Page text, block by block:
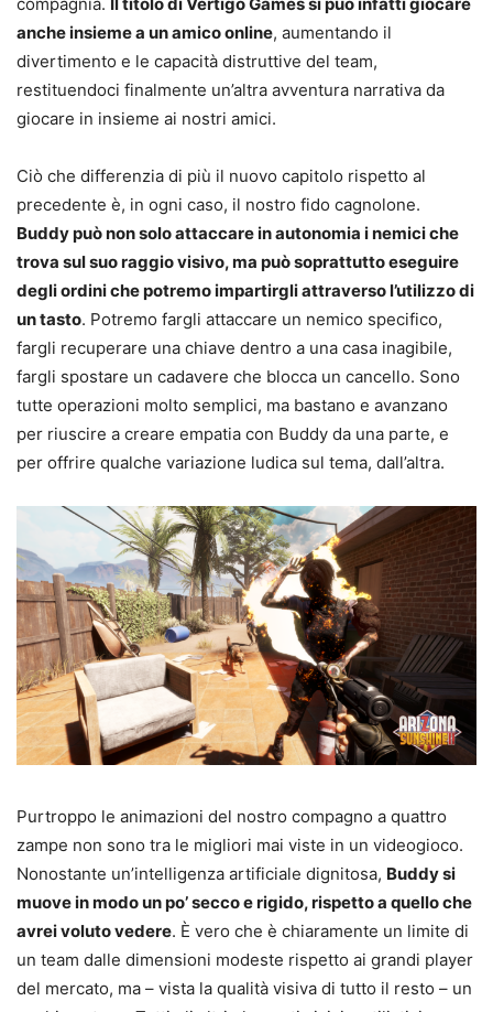
anche insieme a un amico online, aumentando il
divertimento e le capacità distruttive del team,
restituendoci finalmente un’altra avventura narrativa da
giocare in insieme ai nostri amici.
Ciò che differenzia di più il nuovo capitolo rispetto al
precedente è, in ogni caso, il nostro fido cagnolone.
Buddy può non solo attaccare in autonomia i nemici che
trova sul suo raggio visivo, ma può soprattutto eseguire
degli ordini che potremo impartirgli attraverso l’utilizzo di
un tasto. Potremo fargli attaccare un nemico specifico,
fargli recuperare una chiave dentro a una casa inagibile,
fargli spostare un cadavere che blocca un cancello. Sono
tutte operazioni molto semplici, ma bastano e avanzano
per riuscire a creare empatia con Buddy da una parte, e
per offrire qualche variazione ludica sul tema, dall’altra.
Purtroppo le animazioni del nostro compagno a quattro
zampe non sono tra le migliori mai viste in un videogioco.
Nonostante un’intelligenza artificiale dignitosa, Buddy si
muove in modo un po’ secco e rigido, rispetto a quello che
avrei voluto vedere. È vero che è chiaramente un limite di
un team dalle dimensioni modeste rispetto ai grandi player
del mercato, ma – vista la qualità visiva di tutto il resto – un